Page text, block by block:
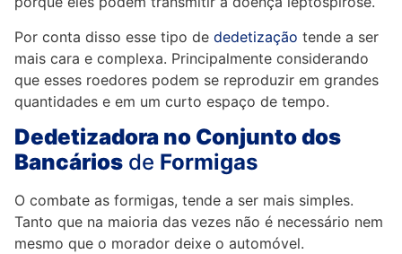
Por conta disso esse tipo de dedetização tende a ser
mais cara e complexa. Principalmente considerando
que esses roedores podem se reproduzir em grandes
quantidades e em um curto espaço de tempo.
Dedetizadora no Conjunto dos
Bancários de Formigas
O combate as formigas, tende a ser mais simples.
Tanto que na maioria das vezes não é necessário nem
mesmo que o morador deixe o automóvel.